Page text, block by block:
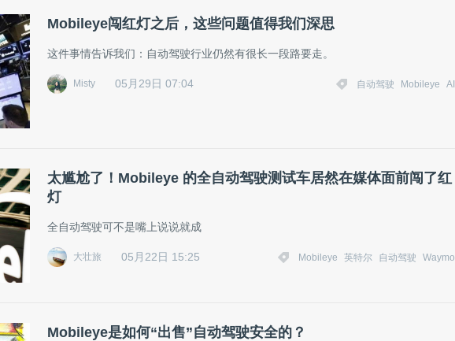
Mobileye闯红灯之后，这些问题值得我们深思
这件事情告诉我们：自动驾驶行业仍然有很长一段路要走。
Misty 05月29日 07:04 自动驾驶 Mobileye AI
太尴尬了！Mobileye 的全自动驾驶测试车居然在媒体面前闯了红
灯
全自动驾驶可不是嘴上说说就成
大壮旅 05月22日 15:25 Mobileye 英特尔 自动驾驶 Waymo
Mobileye是如何“出售”自动驾驶安全的？